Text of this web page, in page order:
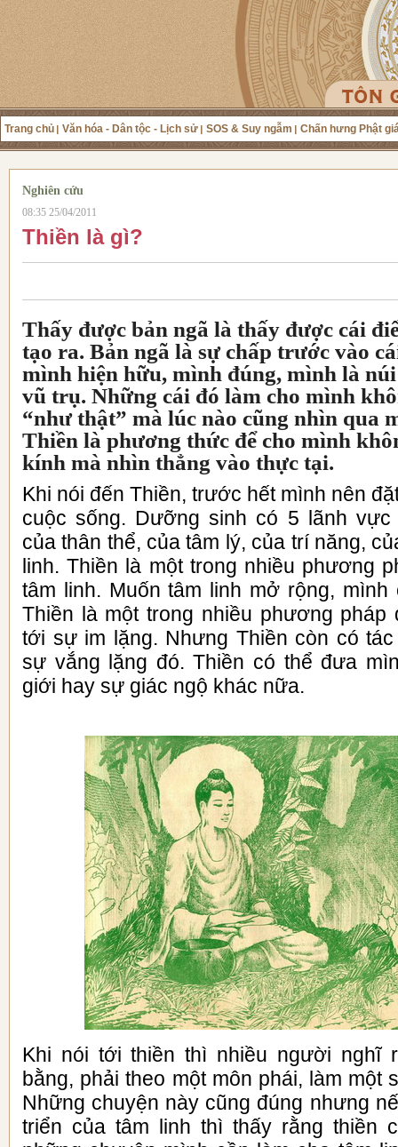
Trang chủ Văn hóa - Dân tộc - Lịch sử SOS & Suy ngẫm Chấn hưng Phật
Nghiên cứu
08:35 25/04/2011
Thiền là gì?
Thấy được bản ngã là thấy được cái
tạo ra. Bản ngã là sự chấp trước vào
mình hiện hữu, mình đúng, mình là
vũ trụ. Những cái đó làm cho mình
“như thật” mà lúc nào cũng nhìn qua
Thiền là phương thức để cho mình
kính mà nhìn thẳng vào thực tại.
Khi nói đến Thiền, trước hết mình nên
cuộc sống. Dưỡng sinh có 5 lãnh
của thân thể, của tâm lý, của trí năng,
linh. Thiền là một trong nhiều phương
tâm linh. Muốn tâm linh mở rộng,
Thiền là một trong nhiều phương pháp
tới sự im lặng. Nhưng Thiền còn có
sự vắng lặng đó. Thiền có thể đưa
giới hay sự giác ngộ khác nữa.
Khi nói tới thiền thì nhiều người nghĩ
bằng, phải theo một môn phái, làm một
Những chuyện này cũng đúng nhưng
triển của tâm linh thì thấy rằng thiền